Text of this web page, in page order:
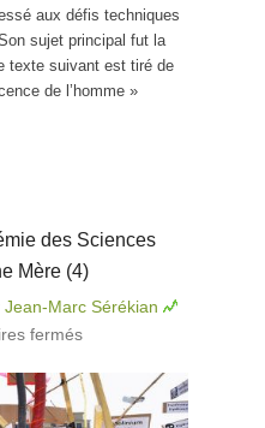
aux défis techniques
sujet principal fut la
texte suivant est tiré de
de l’homme »
des Sciences
Mère (4)
Jean-Marc Sérékian
fermés
l’Académie des
Sciences